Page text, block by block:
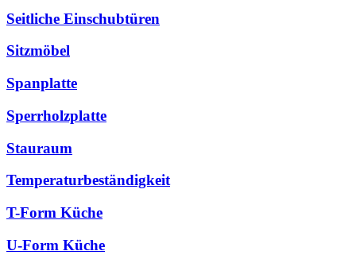
Seitliche Einschubtüren
Sitzmöbel
Spanplatte
Sperrholzplatte
Stauraum
Temperaturbeständigkeit
T-Form Küche
U-Form Küche